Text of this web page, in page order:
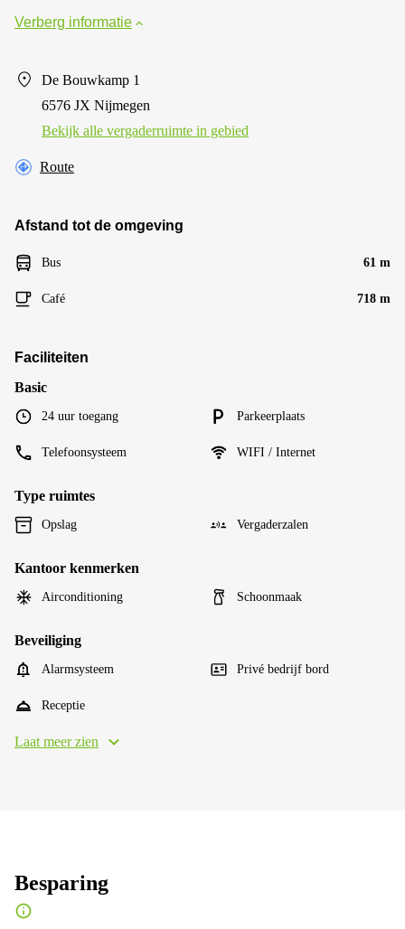
Verberg informatie
De Bouwkamp 1
6576 JX Nijmegen
Bekijk alle vergaderruimte in gebied
Route
Afstand tot de omgeving
Bus 61 m
Café 718 m
Faciliteiten
Basic
24 uur toegang Parkeerplaats
Telefoonsysteem WIFI / Internet
Type ruimtes
Opslag Vergaderzalen
Kantoor kenmerken
Airconditioning Schoonmaak
Beveiliging
Alarmsysteem Privé bedrijf bord
Receptie
Laat meer zien
Besparing